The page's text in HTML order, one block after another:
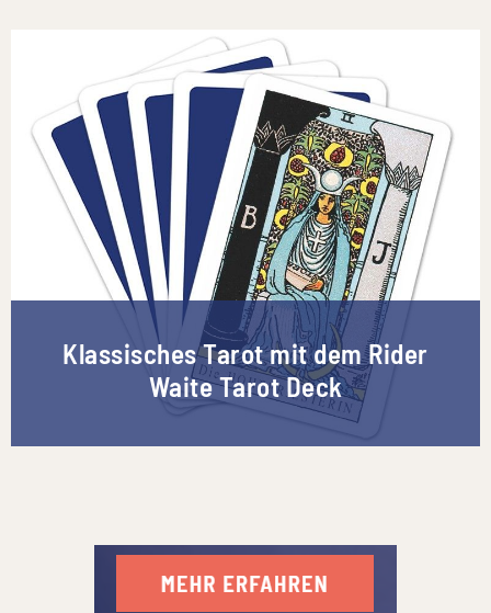
Klassisches Tarot mit dem Rider
Waite Tarot Deck